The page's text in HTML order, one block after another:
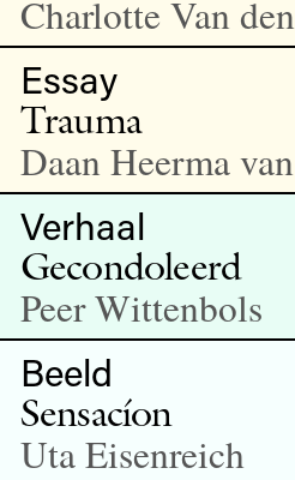
Charlotte Van
Essay
Trauma
Daan Heerma
Verhaal
Gecondoleerd
Peer Wittenbols
Beeld
Sensacíon
Uta Eisenreich